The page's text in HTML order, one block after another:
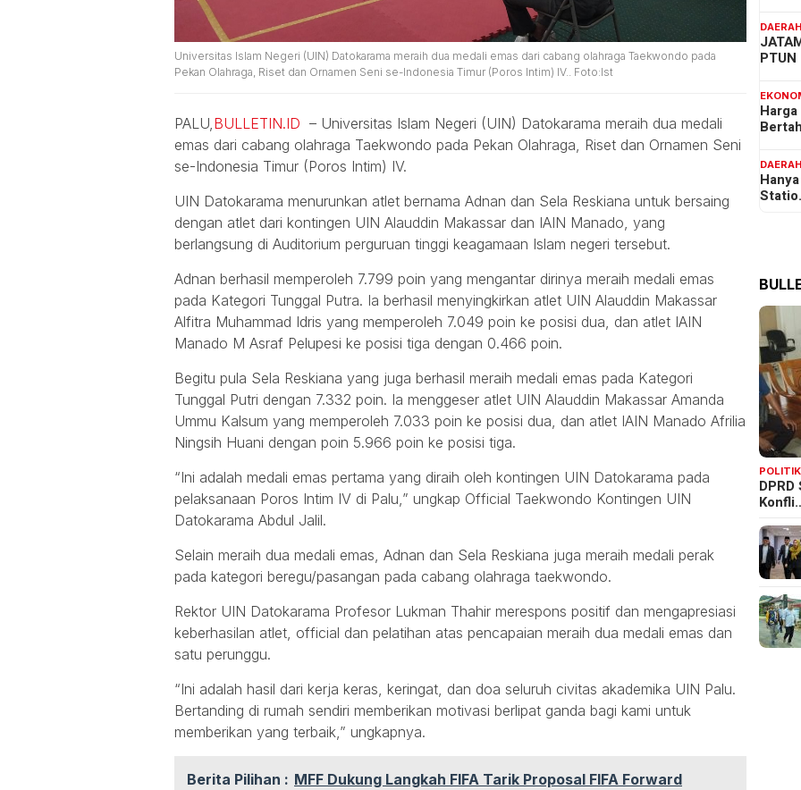
Universitas Islam Negeri (UIN) Datokarama meraih dua medali emas dari cabang olahraga Taekwondo pada
Pekan Olahraga, Riset dan Ornamen Seni se-Indonesia Timur (Poros Intim) IV.. Foto:Ist
PALU,BULLETIN.ID – Universitas Islam Negeri (UIN) Datokarama meraih dua medali
emas dari cabang olahraga Taekwondo pada Pekan Olahraga, Riset dan Ornamen Seni
se-Indonesia Timur (Poros Intim) IV.
UIN Datokarama menurunkan atlet bernama Adnan dan Sela Reskiana untuk bersaing
dengan atlet dari kontingen UIN Alauddin Makassar dan IAIN Manado, yang
berlangsung di Auditorium perguruan tinggi keagamaan Islam negeri tersebut.
Adnan berhasil memperoleh 7.799 poin yang mengantar dirinya meraih medali emas
pada Kategori Tunggal Putra. Ia berhasil menyingkirkan atlet UIN Alauddin Makassar
Alfitra Muhammad Idris yang memperoleh 7.049 poin ke posisi dua, dan atlet IAIN
Manado M Asraf Pelupesi ke posisi tiga dengan 0.466 poin.
Begitu pula Sela Reskiana yang juga berhasil meraih medali emas pada Kategori
Tunggal Putri dengan 7.332 poin. Ia menggeser atlet UIN Alauddin Makassar Amanda
Ummu Kalsum yang memperoleh 7.033 poin ke posisi dua, dan atlet IAIN Manado Afrilia
Ningsih Huani dengan poin 5.966 poin ke posisi tiga.
“Ini adalah medali emas pertama yang diraih oleh kontingen UIN Datokarama pada
pelaksanaan Poros Intim IV di Palu,” ungkap Official Taekwondo Kontingen UIN
Datokarama Abdul Jalil.
Selain meraih dua medali emas, Adnan dan Sela Reskiana juga meraih medali perak
pada kategori beregu/pasangan pada cabang olahraga taekwondo.
Rektor UIN Datokarama Profesor Lukman Thahir merespons positif dan mengapresiasi
keberhasilan atlet, official dan pelatihan atas pencapaian meraih dua medali emas dan
satu perunggu.
“Ini adalah hasil dari kerja keras, keringat, dan doa seluruh civitas akademika UIN Palu.
Bertanding di rumah sendiri memberikan motivasi berlipat ganda bagi kami untuk
memberikan yang terbaik,” ungkapnya.
Berita Pilihan : MFF Dukung Langkah FIFA Tarik Proposal FIFA Forward
POLITIK